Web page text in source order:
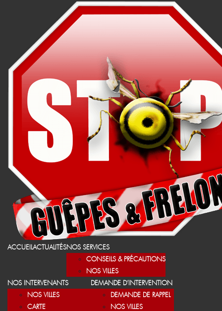
ACCUEILACTUALITÉSNOS SERVICES
CONSEILS & PRÉCAUTIONS
NOS VILLES
NOS INTERVENANTS
NOS VILLES
CARTE
DEMANDE D’INTERVENTION
DEMANDE DE RAPPEL
NOS VILLES